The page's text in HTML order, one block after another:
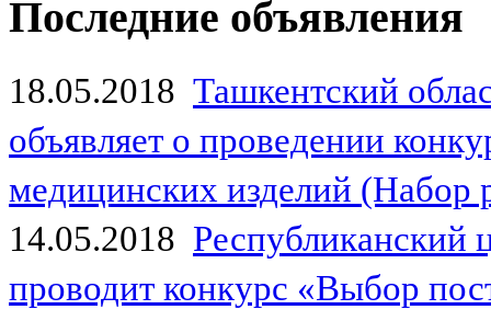
Последние объявления
18.05.2018 Ташкентский
объявляет о проведении
медицинских изделий (Набор
14.05.2018
проводит конкурс «Выбор